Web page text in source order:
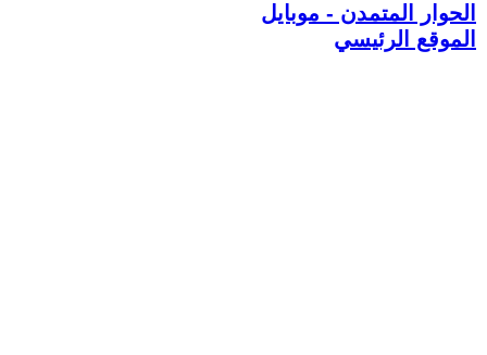
الحوار المتمدن - موبايل
الموقع الرئيسي